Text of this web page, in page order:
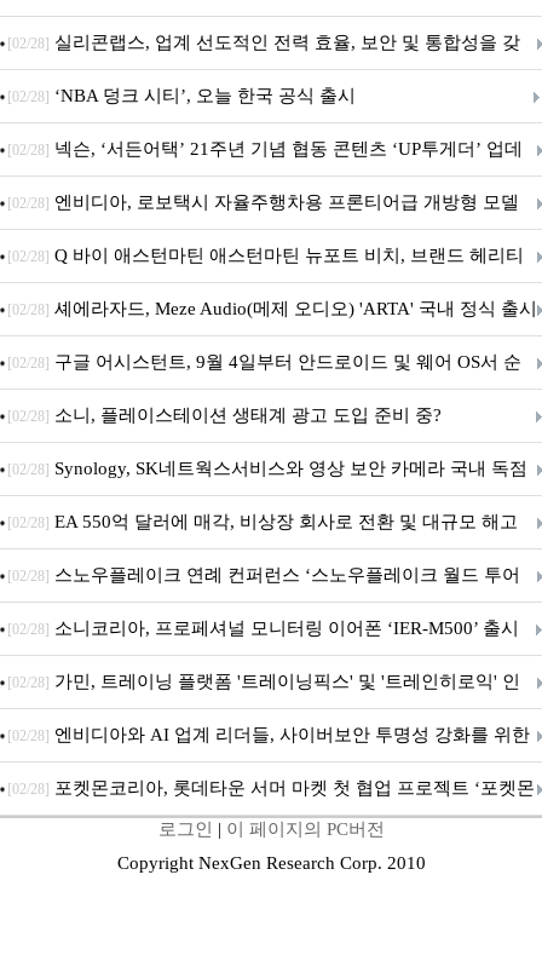
표
[02/28] 실리콘랩스, 업계 선도적인 전력 효율, 보안 및 통합성을 갖
춘 초저전력 블루투스 LE SoC ‘BG2B’ 공개
[02/28] ‘NBA 덩크 시티’, 오늘 한국 공식 출시
[02/28] 넥슨, ‘서든어택’ 21주년 기념 협동 콘텐츠 ‘UP투게더’ 업데
이트
[02/28] 엔비디아, 로보택시 자율주행차용 프론티어급 개방형 모델
‘알파마요 2 슈퍼’ 상업적 이용 가능
[02/28] Q 바이 애스턴마틴 애스턴마틴 뉴포트 비치, 브랜드 헤리티
지 담은 ‘헤리티지 에디션 컬렉션’ 공개
[02/28] 셰에라자드, Meze Audio(메제 오디오) 'ARTA' 국내 정식 출시
[02/28] 구글 어시스턴트, 9월 4일부터 안드로이드 및 웨어 OS서 순
차 서비스 종료
[02/28] 소니, 플레이스테이션 생태계 광고 도입 준비 중?
[02/28] Synology, SK네트웍스서비스와 영상 보안 카메라 국내 독점
판매 파트너십 체결
[02/28] EA 550억 달러에 매각, 비상장 회사로 전환 및 대규모 해고
전망
[02/28] 스노우플레이크 연례 컨퍼런스 ‘스노우플레이크 월드 투어
서울’ 개최
[02/28] 소니코리아, 프로페셔널 모니터링 이어폰 ‘IER-M500’ 출시
[02/28] 가민, 트레이닝 플랫폼 '트레이닝픽스' 및 '트레인히로익' 인
수로 선수와 코치에 맞춤형 훈련 지원 확대
[02/28] 엔비디아와 AI 업계 리더들, 사이버보안 투명성 강화를 위한
SAFE 가이드라인 제안
[02/28] 포켓몬코리아, 롯데타운 서머 마켓 첫 협업 프로젝트 ‘포켓몬
로그인 | 이 페이지의 PC버전
Copyright NexGen Research Corp. 2010